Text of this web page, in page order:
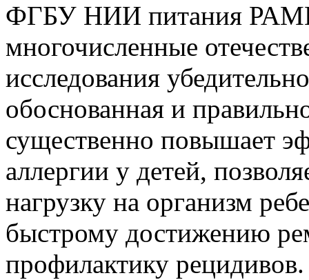
ФГБУ НИИ питания
многочисленные
исследования
обоснованная и
существенно повышает
аллергии у детей,
нагрузку на организм
быстрому достижению
профилактику рецидивов.